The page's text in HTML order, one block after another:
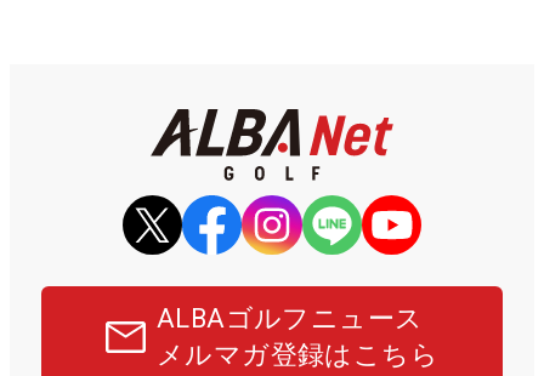
ALBAゴルフニュース
メルマガ登録はこちら